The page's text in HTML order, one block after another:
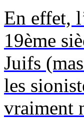
En effet,
19ème
Juifs
les
vraiment